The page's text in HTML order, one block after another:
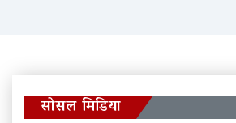
सोसल मिडिया